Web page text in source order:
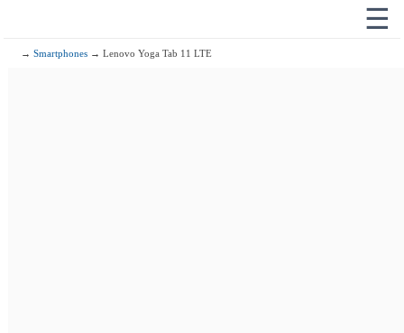
☰
→Smartphones → Lenovo Yoga Tab 11 LTE